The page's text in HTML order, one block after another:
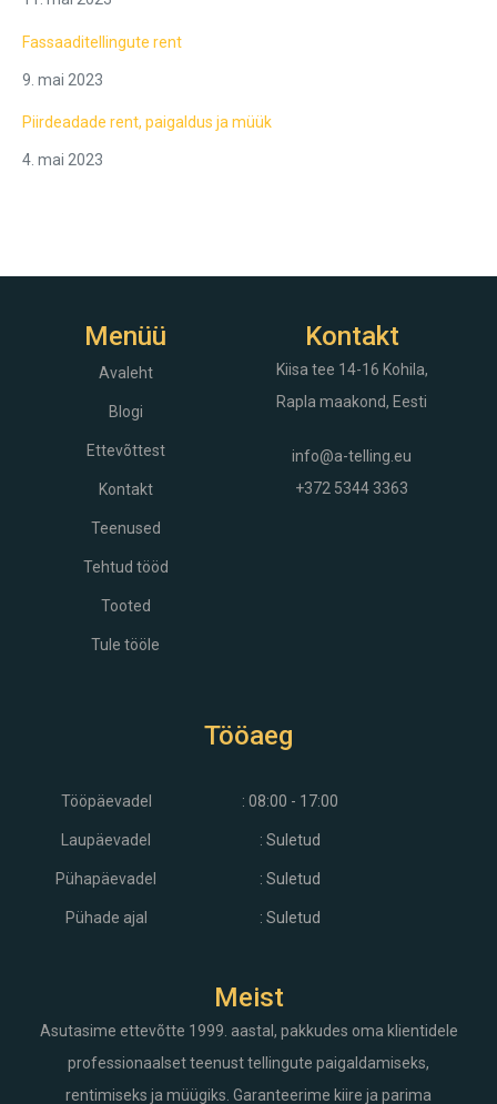
Fassaaditellingute rent
9. mai 2023
Piirdeadade rent, paigaldus ja müük
4. mai 2023
Menüü
Avaleht
Blogi
Ettevõttest
Kontakt
Teenused
Tehtud tööd
Tooted
Tule tööle
Kontakt
Kiisa tee 14-16 Kohila,
Rapla maakond, Eesti
info@a-telling.eu
+372 5344 3363
Tööaeg
Tööpäevadel
Laupäevadel
Pühapäevadel
Pühade ajal
: 08:00 - 17:00
: Suletud
: Suletud
: Suletud
Meist
Asutasime ettevõtte 1999. aastal, pakkudes oma klientidele
professionaalset teenust tellingute paigaldamiseks,
rentimiseks ja müügiks. Garanteerime kiire ja parima